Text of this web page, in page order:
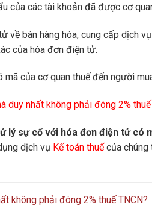
của các tài khoản đã được cơ
về bán hàng hóa, cung cấp dịch
của hóa đơn điện tử.
của cơ quan thuế đến người
duy nhất không phải đóng 2%
lý sự cố với hóa đơn điện tử có
dịch vụ Kế toán thuếcủa chúng
không phải đóng 2% thuế TNCN?